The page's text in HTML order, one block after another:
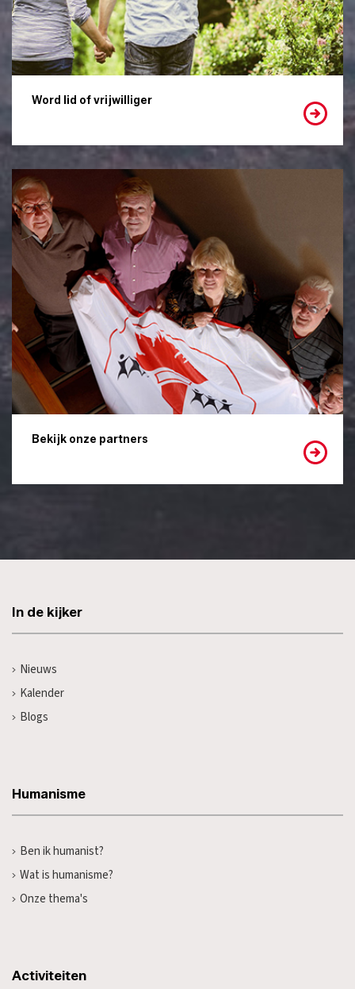
Word lid of vrijwilliger
Bekijk onze partners
In de kijker
Nieuws
Kalender
Blogs
Humanisme
Ben ik humanist?
Wat is humanisme?
Onze thema's
Activiteiten